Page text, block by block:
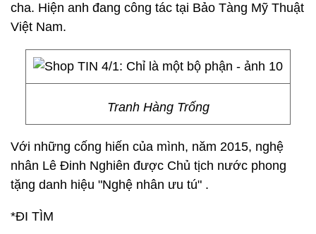
cha. Hiện anh đang công tác tại Bảo Tàng Mỹ Thuật
Việt Nam.
Tranh Hàng Trống
Với những cống hiến của mình, năm 2015, nghệ
nhân Lê Đinh Nghiên được Chủ tịch nước phong
tặng danh hiệu "Nghệ nhân ưu tú" .
*ĐI TÌM